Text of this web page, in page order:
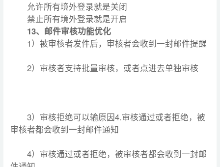
允许所有境外登录就是关闭
禁止所有境外登录就是开启
13、邮件审核功能优化
1）被审核者发件后，审核者会收到一封邮件提醒
2）审核者支持批量审核，或者点进去单独审核
3）审核拒绝可以输原因4.审核通过或者拒绝，被
审核者都会收到一封邮件通知
4）审核通过或者拒绝，被审核者都会收到一封邮